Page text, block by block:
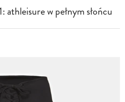
w pełnym słońcu